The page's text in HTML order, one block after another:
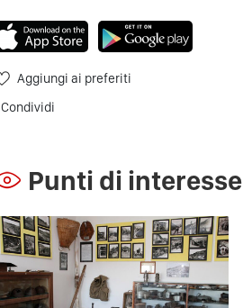
Aggiungi ai preferiti
Condividi
Punti di interesse